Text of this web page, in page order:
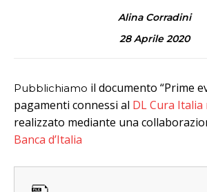
Alina Corradini
28 Aprile 2020
Pubblichiamo il documento “Prime
pagamenti connessi al DL Cura Italia
realizzato mediante una
Banca d’Italia